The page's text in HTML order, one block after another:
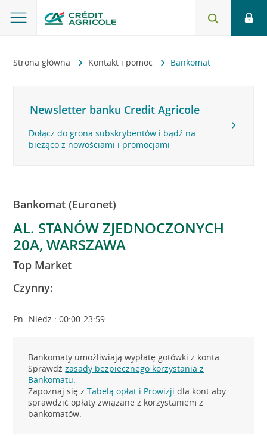
Strona główna Kontakt i pomoc Bankomat
Newsletter banku Credit Agricole
Dołącz do grona subskrybentów i bądź na
bieżąco z nowościami i promocjami
Bankomat (Euronet)
AL. STANÓW ZJEDNOCZONYCH
20A, WARSZAWA
Top Market
Czynny:
Pn.-Niedz.: 00:00-23:59
Bankomaty umożliwiają wypłatę gotówki z konta.
Sprawdźzasady bezpiecznego korzystania z
Bankomatu.
Zapoznaj się zTabelą opłat i Prowizji dla kont aby
sprawdzić opłaty związane z korzystaniem z
bankomatów.